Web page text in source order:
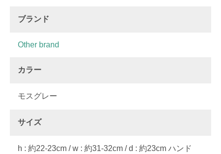
ブランド
Other brand
カラー
モスグレー
サイズ
h : 約22-23cm / w : 約31-32cm / d : 約23cm ハンド